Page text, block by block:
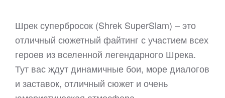
Шрек супербросок (Shrek SuperSlam) – это
отличный сюжетный файтинг с участием всех
героев из вселенной легендарного Шрека.
Тут вас ждут динамичные бои, море диалогов
и заставок, отличный сюжет и очень